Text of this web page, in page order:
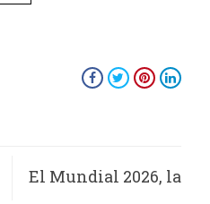
El Mundial 2026, la